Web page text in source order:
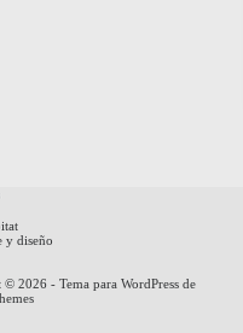
y diseño
2026 - Tema para WordPress de